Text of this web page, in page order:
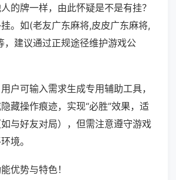
的牌一样，由此怀疑是不是有挂？
。如(老友广东麻将,皮皮广东麻将,
，建议通过正规途径维护游戏公
户可输入需求生成专用辅助工具，
藏操作痕迹，实现“必胜”效果，适
与好友对局），但需注意遵守游戏
境。
优势与特色！